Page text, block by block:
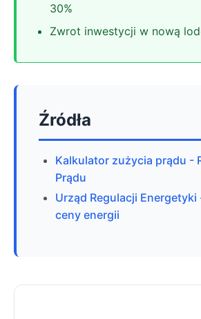
30%
Zwrot inwestycji w nową
Źródła
Kalkulator zużycia prądu -
Prądu
Urząd Regulacji
ceny energii